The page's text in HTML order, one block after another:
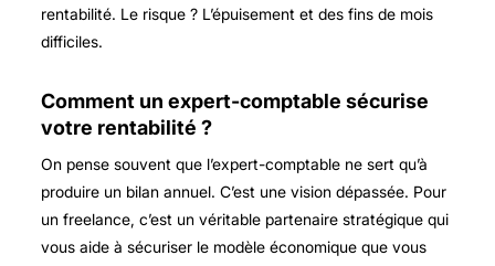
rentabilité. Le risque ? L’épuisement et des fins de mois
difficiles.
Comment un expert-comptable sécurise
votre rentabilité ?
On pense souvent que l’expert-comptable ne sert qu’à
produire un bilan annuel. C’est une vision dépassée. Pour
un freelance, c’est un véritable partenaire stratégique qui
vous aide à sécuriser le modèle économique que vous